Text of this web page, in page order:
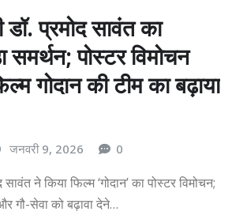
डॉ. प्रमोद सावंत का
समर्थन; पोस्टर विमोचन
गोदान की टीम का बढ़ाया
जनवरी 9, 2026 0
सावंत ने किया फिल्म ‘गोदान’ का पोस्टर विमोचन;
गौ-सेवा को बढ़ावा देने…